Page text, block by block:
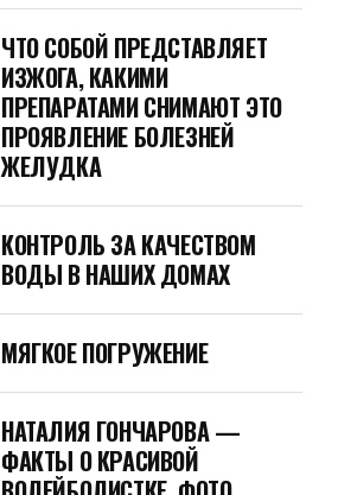
ЧТО СОБОЙ ПРЕДСТАВЛЯЕТ
ИЗЖОГА, КАКИМИ
ПРЕПАРАТАМИ СНИМАЮТ ЭТО
ПРОЯВЛЕНИЕ БОЛЕЗНЕЙ
ЖЕЛУДКА
КОНТРОЛЬ ЗА КАЧЕСТВОМ
ВОДЫ В НАШИХ ДОМАХ
МЯГКОЕ ПОГРУЖЕНИЕ
НАТАЛИЯ ГОНЧАРОВА —
ФАКТЫ О КРАСИВОЙ